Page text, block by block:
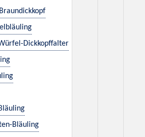
Dickkopffalter
Bläuling